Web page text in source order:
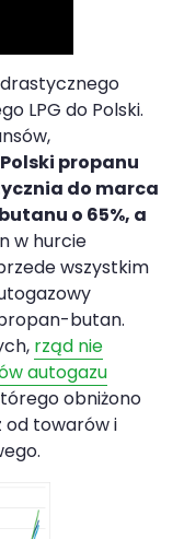
LPG do Polski.
propanu
do marca
o 65%, a
w hurcie
wszystkim
butan.
rząd nie
autogazu
obniżono
od towarów i